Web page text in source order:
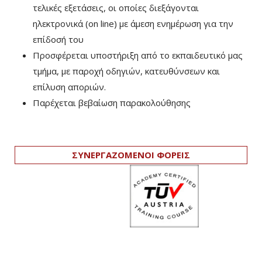
τελικές εξετάσεις, οι οποίες διεξάγονται
ηλεκτρονικά (on line) με άμεση ενημέρωση για την
επίδοσή του
Προσφέρεται υποστήριξη από το εκπαιδευτικό μας
τμήμα, με παροχή οδηγιών, κατευθύνσεων και
επίλυση αποριών.
Παρέχεται βεβαίωση παρακολούθησης
ΣΥΝΕΡΓΑΖΟΜΕΝΟΙ ΦΟΡΕΙΣ